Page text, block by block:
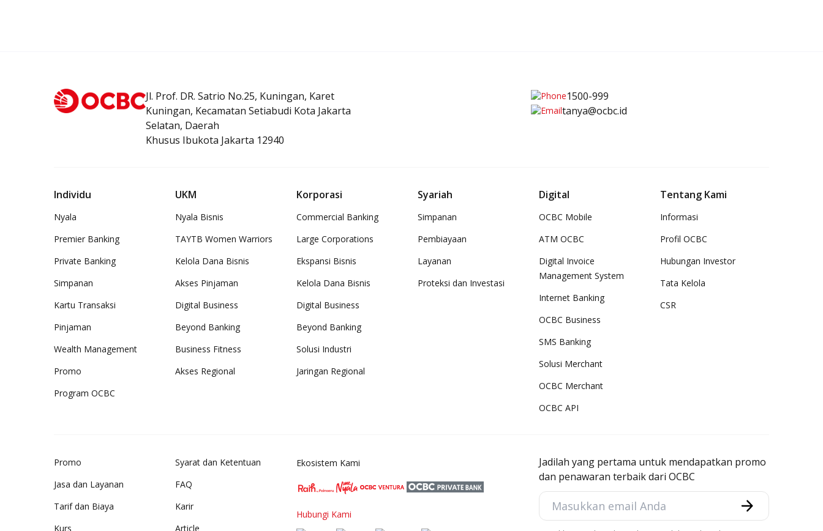
Jl. Prof. DR. Satrio No.25, Kuningan, Karet
Kuningan, Kecamatan Setiabudi Kota Jakarta
Selatan, Daerah
Khusus Ibukota Jakarta 12940
1500-999
tanya@ocbc.id
Individu
Nyala
Premier Banking
Private Banking
Simpanan
Kartu Transaksi
Pinjaman
Wealth Management
Promo
Program OCBC
UKM
Nyala Bisnis
TAYTB Women Warriors
Kelola Dana Bisnis
Akses Pinjaman
Digital Business
Beyond Banking
Business Fitness
Akses Regional
Korporasi
Commercial Banking
Large Corporations
Ekspansi Bisnis
Kelola Dana Bisnis
Digital Business
Beyond Banking
Solusi Industri
Jaringan Regional
Syariah
Simpanan
Pembiayaan
Layanan
Proteksi dan Investasi
Digital
OCBC Mobile
ATM OCBC
Digital Invoice
Management System
Internet Banking
OCBC Business
SMS Banking
Solusi Merchant
OCBC Merchant
OCBC API
Tentang Kami
Informasi
Profil OCBC
Hubungan Investor
Tata Kelola
CSR
Promo
Jasa dan Layanan
Tarif dan Biaya
Kurs
Syarat dan Ketentuan
FAQ
Karir
Article
Ekosistem Kami
Hubungi Kami
Jadilah yang pertama untuk mendapatkan promo
dan penawaran terbaik dari OCBC